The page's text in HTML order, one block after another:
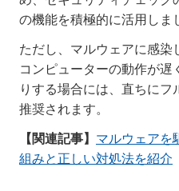
の機能を積極的に活用しま
ただし、マルウェアに感染
コンピューターの動作が遅
りする場合には、直ちに
推奨されます。
【関連記事】 マルウェアを
組みと正しい対処法を紹介